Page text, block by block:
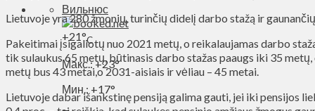
Вильнюс
+21°C
Макс.:+23°
Мин.: +17°
Lietuvoje yra 280 žmonių, turinčių didelį darbo stažą ir
Pakeitimai įsigaliotų nuo 2021 metų, o reikalaujamas darbo
tik sulaukus 65 metų, būtinasis darbo stažas paaugs iki 35
metų bus 43 metai,o 2031-aisiais ir vėliau – 45 metai.
Lietuvoje dabar išankstinę pensiją galima gauti, jei iki pensijos